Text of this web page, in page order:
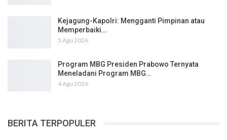
Kejagung-Kapolri: Mengganti Pimpinan atau
Memperbaiki…
5 Agu 2026
Program MBG Presiden Prabowo Ternyata
Meneladani Program MBG…
4 Agu 2026
BERITA TERPOPULER